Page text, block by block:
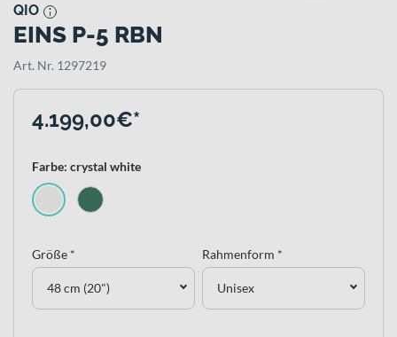
QIO
EINS P-5 RBN
Art. Nr. 1297219
4.199,00€*
Farbe: crystal white
Größe *
48 cm (20")
Rahmenform *
Unisex